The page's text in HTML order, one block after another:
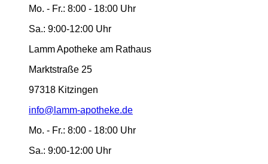
Mo. - Fr.: 8:00 - 18:00 Uhr
Sa.: 9:00-12:00 Uhr
Lamm Apotheke am Rathaus
Marktstraße 25
97318 Kitzingen
info@lamm-apotheke.de
Mo. - Fr.: 8:00 - 18:00 Uhr
Sa.: 9:00-12:00 Uhr